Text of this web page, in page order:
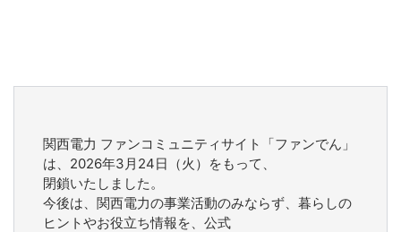
関西電力 ファンコミュニティサイト「ファンでん」
は、2026年3月24日（火）をもって、
閉鎖いたしました。
今後は、関西電力の事業活動のみならず、暮らしの
ヒントやお役立ち情報を、公式